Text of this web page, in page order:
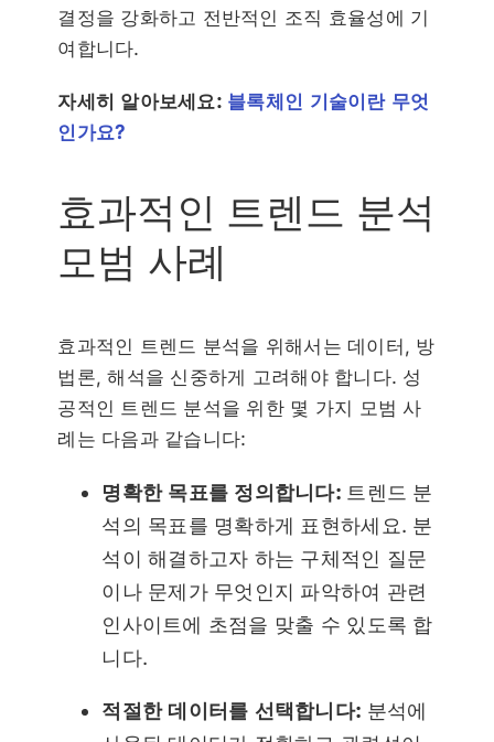
결정을 강화하고 전반적인 조직 효율성에 기
여합니다.
자세히 알아보세요: 블록체인 기술이란 무엇
인가요?
효과적인 트렌드 분석
모범 사례
효과적인 트렌드 분석을 위해서는 데이터, 방
법론, 해석을 신중하게 고려해야 합니다. 성
공적인 트렌드 분석을 위한 몇 가지 모범 사
례는 다음과 같습니다:
명확한 목표를 정의합니다: 트렌드 분
석의 목표를 명확하게 표현하세요. 분
석이 해결하고자 하는 구체적인 질문
이나 문제가 무엇인지 파악하여 관련
인사이트에 초점을 맞출 수 있도록 합
니다.
적절한 데이터를 선택합니다: 분석에